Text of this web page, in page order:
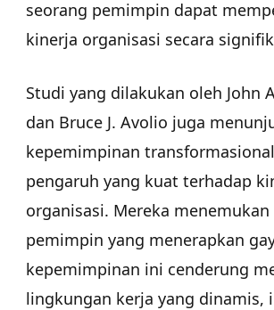
seorang pemimpin dapat
kinerja organisasi secara
Studi yang dilakukan oleh John
dan Bruce J. Avolio juga
kepemimpinan
pengaruh yang kuat terhadap
organisasi. Mereka menemukan
pemimpin yang menerapkan
kepemimpinan ini cenderung
lingkungan kerja yang dinamis,